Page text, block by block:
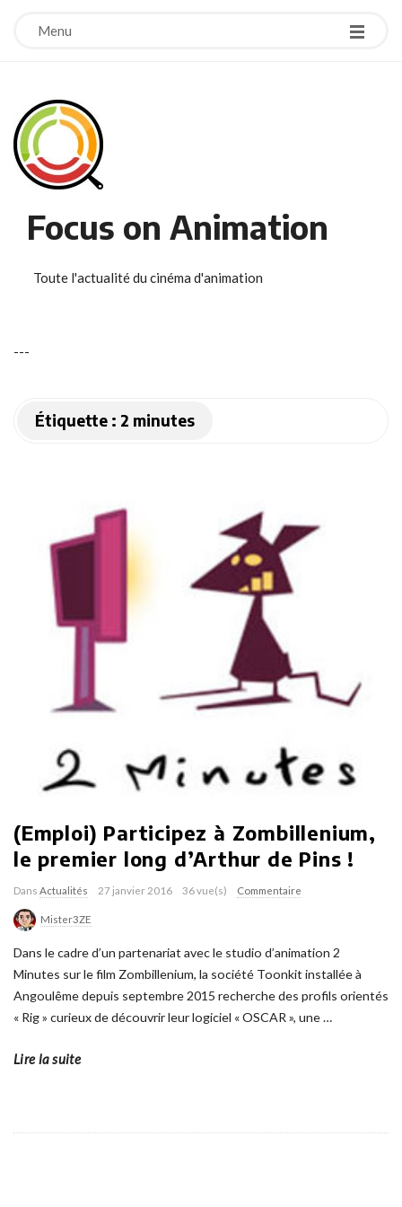
Menu
Focus on Animation
Toute l'actualité du cinéma d'animation
---
Étiquette : 2 minutes
(Emploi) Participez à Zombillenium,
le premier long d’Arthur de Pins !
Dans Actualités 27 janvier 2016 36 vue(s) Commentaire
Mister3ZE
Dans le cadre d’un partenariat avec le studio d’animation 2
Minutes sur le film Zombillenium, la société Toonkit installée à
Angoulême depuis septembre 2015 recherche des profils orientés
« Rig » curieux de découvrir leur logiciel « OSCAR », une…
Lire la suite